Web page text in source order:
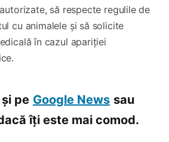
să respecte regulile de
cu animalele și să solicite
în cazul apariției
pe Google News sau
îți este mai comod.